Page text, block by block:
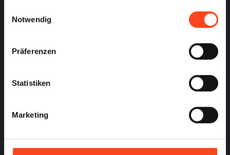
Notwendig
Präferenzen
Statistiken
Marketing
Bewertungsfaktor
Bungalow
C
Courtage